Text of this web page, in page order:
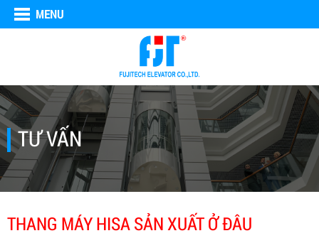
MENU
TƯ VẤN
THANG MÁY HISA SẢN XUẤT Ở ĐÂU